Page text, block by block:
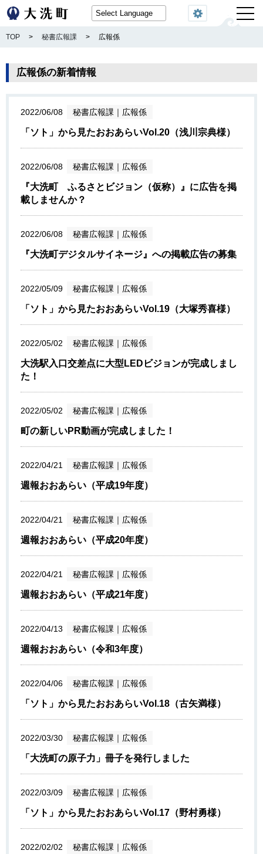
閲覧機能
TOP > 秘書広報課 > 広報係
広報係の新着情報
2022/06/08 秘書広報課 ｜ 広報係
「ソト」から見たおおあらいVol.20（浅川宗典様）
2022/06/08 秘書広報課 ｜ 広報係
『大洗町 ふるさとビジョン（仮称）』に広告を掲
載しませんか？
2022/06/08 秘書広報課 ｜ 広報係
『大洗町デジタルサイネージ』への掲載広告の募集
2022/05/09 秘書広報課 ｜ 広報係
「ソト」から見たおおあらいVol.19（大塚秀喜様）
2022/05/02 秘書広報課 ｜ 広報係
大洗駅入口交差点に大型LEDビジョンが完成しまし
た！
2022/05/02 秘書広報課 ｜ 広報係
町の新しいPR動画が完成しました！
2022/04/21 秘書広報課 ｜ 広報係
週報おおあらい（平成19年度）
2022/04/21 秘書広報課 ｜ 広報係
週報おおあらい（平成20年度）
2022/04/21 秘書広報課 ｜ 広報係
週報おおあらい（平成21年度）
2022/04/13 秘書広報課 ｜ 広報係
週報おおあらい（令和3年度）
2022/04/06 秘書広報課 ｜ 広報係
「ソト」から見たおおあらいVol.18（古矢満様）
2022/03/30 秘書広報課 ｜ 広報係
「大洗町の原子力」冊子を発行しました
2022/03/09 秘書広報課 ｜ 広報係
「ソト」から見たおおあらいVol.17（野村勇様）
2022/02/02 秘書広報課 ｜ 広報係